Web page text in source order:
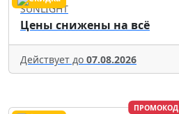
SUNLIGHT
Цены снижены на всё
Действует до 07.08.2026
ПРОМОКОД